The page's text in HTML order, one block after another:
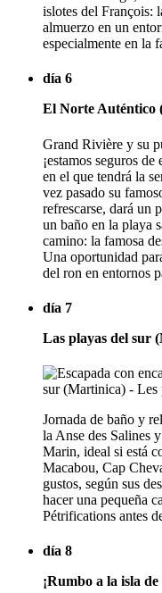
islotes del François:
almuerzo en un
especialmente en la
día 6
El Norte Auténtico
Grand Rivière y su
¡estamos seguros
en el que tendrá la
vez pasado su
refrescarse, dará un
un baño en la playa
camino: la famosa
Una oportunidad
del ron en entornos
día 7
Las playas del sur
Jornada de baño y
la Anse des Salines
Marin, ideal si está
Macabou, Cap
gustos, según sus
hacer una pequeña
Pétrifications antes
día 8
¡Rumbo a la isla